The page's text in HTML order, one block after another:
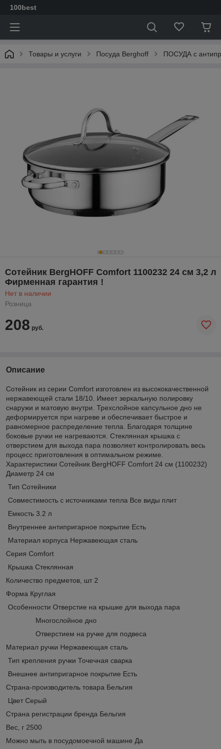
100best
Товары и услуги Посуда Berghoff ПОСУДА с
Сотейник BergHOFF Comfort 1100232 24 см 3,2 л
Фирменная гарантия !
Нет в наличии
Розница
208 руб.
Описание
Сотейник из серии Comfort изготовлен из высококачественной
нержавеющей стали 18/10. Имеет зеркальную полировку
снаружи и матовую внутри. Трехслойное капсульное дно не
деформируется при нагреве и обеспечивает быстрое и
равномерное распределение тепла. Благодаря толщине
боковые ручки не нагреваются. Стеклянная крышка с
отверстием для выхода пара позволяет контролировать весь
процесс приготовления в оптимальном режиме.
Характеристики Сотейник BergHOFF Comfort 24 см (1100232)
Диаметр 24 см
Тип Сотейники
Совместимость с источниками тепла Все виды плит
Емкость 3.2 л
Внутреннее антипригарное покрытие Есть
Материал корпуса Нержавеющая сталь
Серия Comfort
Крышка Стеклянная
Количество предметов, шт 2
Форма Круглая
Особенности Отверстие на крышке для выхода пара
Многослойное дно
Отверстием на ручке для подвеса
Материал ручки Нержавеющая сталь
Тип крепления ручки Точечная сварка
Внешнее антипригарное покрытие Есть
Страна-производитель товара Бельгия
Цвет Серый
Страна регистрации бренда Бельгия
Вес, г 2500
Можно мыть в посудомоечной машине Да